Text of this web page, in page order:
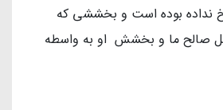
نداده بوده است و بخششی که
صالح ما و بخشش او به واسطه